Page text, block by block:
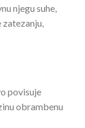
njegu suhe,
povisuje
obrambenu